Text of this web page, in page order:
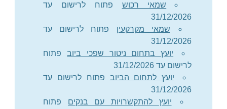
שמאי רכוש פתוח לרישום עד
31/12/2026
שמאי מקרקעין פתוח לרישום עד
31/12/2026
יועץ בתחום ניטור שפכי ביוב פתוח
לרישום עד 31/12/2026
יועץ לתחום הביוב פתוח לרישום עד
31/12/2026
יועץ להתקשרויות עם בנקים פתוח